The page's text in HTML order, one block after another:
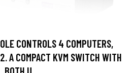
CONTROLS 4 COMPUTERS,
A COMPACT KVM SWITCH WITH